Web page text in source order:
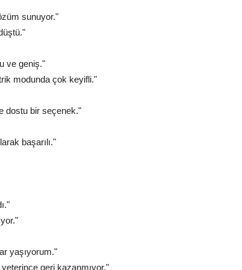
sunuyor."
ve geniş."
modunda çok keyifli."
dostu bir seçenek."
başarılı."
yaşıyorum."
geri kazanmıyor."